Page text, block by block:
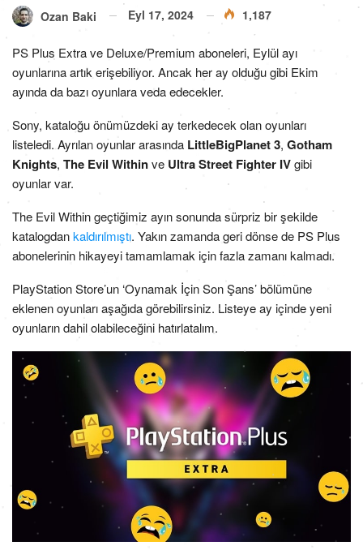
Ozan Baki Eyl 17, 2024 1,187
PS Plus Extra ve Deluxe/Premium aboneleri, Eylül ayı
oyunlarına artık erişebiliyor. Ancak her ay olduğu gibi Ekim
ayında da bazı oyunlara veda edecekler.
Sony, kataloğu önümüzdeki ay terkedecek olan oyunları
listeledi. Ayrılan oyunlar arasında LittleBigPlanet 3, Gotham
Knights, The Evil Withinve Ultra Street Fighter IVgibi
oyunlar var.
The Evil Within geçtiğimiz ayın sonunda sürpriz bir şekilde
katalogdankaldırılmıştı. Yakın zamanda geri dönse de PS Plus
abonelerinin hikayeyi tamamlamak için fazla zamanı kalmadı.
PlayStation Store’un ‘Oynamak İçin Son Şans’ bölümüne
eklenen oyunları aşağıda görebilirsiniz. Listeye ay içinde yeni
oyunların dahil olabileceğini hatırlatalım.